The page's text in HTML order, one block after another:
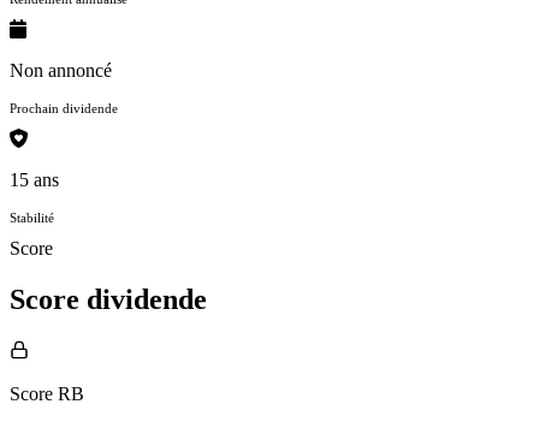
Non annoncé
Prochain dividende
15 ans
Stabilité
Score
Score dividende
Score RB